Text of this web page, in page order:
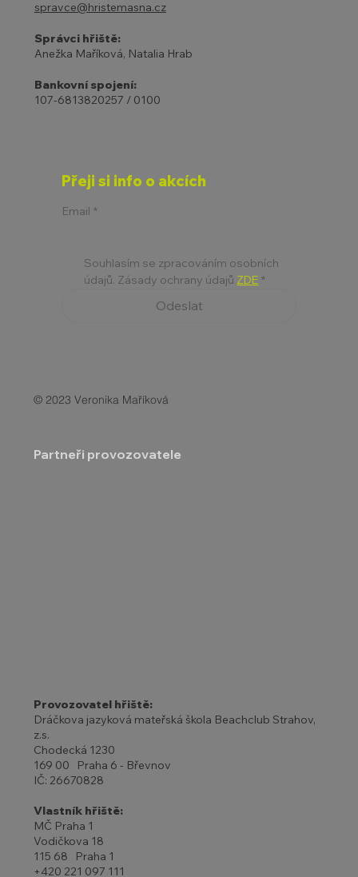
Provozovatel hřiště:
Dráčkova jazyková mateřská škola Beachclub Strahov,
z.s.
Chodecká 1230
169 00 Praha 6 - Břevnov
IČ: 26670828
Vlastník hřiště:
MČ Praha 1
Vodičkova 18
115 68 Praha 1
+420 221 097 111
spravce@hristemasna.cz
Správci hřiště:
Anežka Maříková, Natalia Hrab
Bankovní spojení:
107-6813820257 / 0100
Přeji si info o akcích
Email *
Souhlasím se zpracováním osobních
údajů. Zásady ochrany údajů ZDE *
Odeslat
© 2023 Veronika Maříková
Partneři provozovatele